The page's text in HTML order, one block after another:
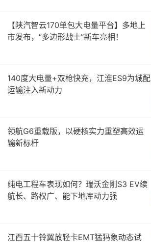
【陕汽智云170单包大电量平台】多地上
市发布，“多边形战士”新车亮相！
140度大电量+双枪快充，江淮ES9为城配
运输注入新动力
领航G6重载版，以硬核实力重塑高效运
输新标杆
纯电工程车表现如何？瑞沃金刚S3 EV续
航长、路权广、能下地库动力强
江西五十铃翼放轻卡EMT猛犸象动态试